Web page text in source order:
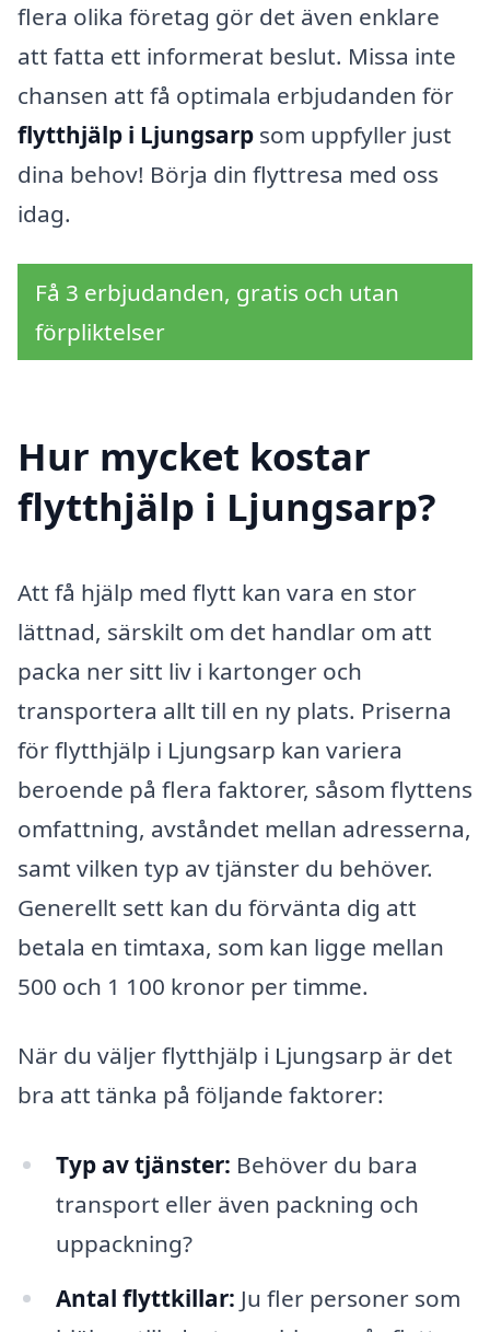
flera olika företag gör det även enklare
att fatta ett informerat beslut. Missa inte
chansen att få optimala erbjudanden för
flytthjälp i Ljungsarp som uppfyller just
dina behov! Börja din flyttresa med oss
idag.
Få 3 erbjudanden, gratis och utan
förpliktelser
Hur mycket kostar
flytthjälp i Ljungsarp?
Att få hjälp med flytt kan vara en stor
lättnad, särskilt om det handlar om att
packa ner sitt liv i kartonger och
transportera allt till en ny plats. Priserna
för flytthjälp i Ljungsarp kan variera
beroende på flera faktorer, såsom flyttens
omfattning, avståndet mellan adresserna,
samt vilken typ av tjänster du behöver.
Generellt sett kan du förvänta dig att
betala en timtaxa, som kan ligge mellan
500 och 1 100 kronor per timme.
När du väljer flytthjälp i Ljungsarp är det
bra att tänka på följande faktorer:
Typ av tjänster: Behöver du bara
transport eller även packning och
uppackning?
Antal flyttkillar: Ju fler personer som